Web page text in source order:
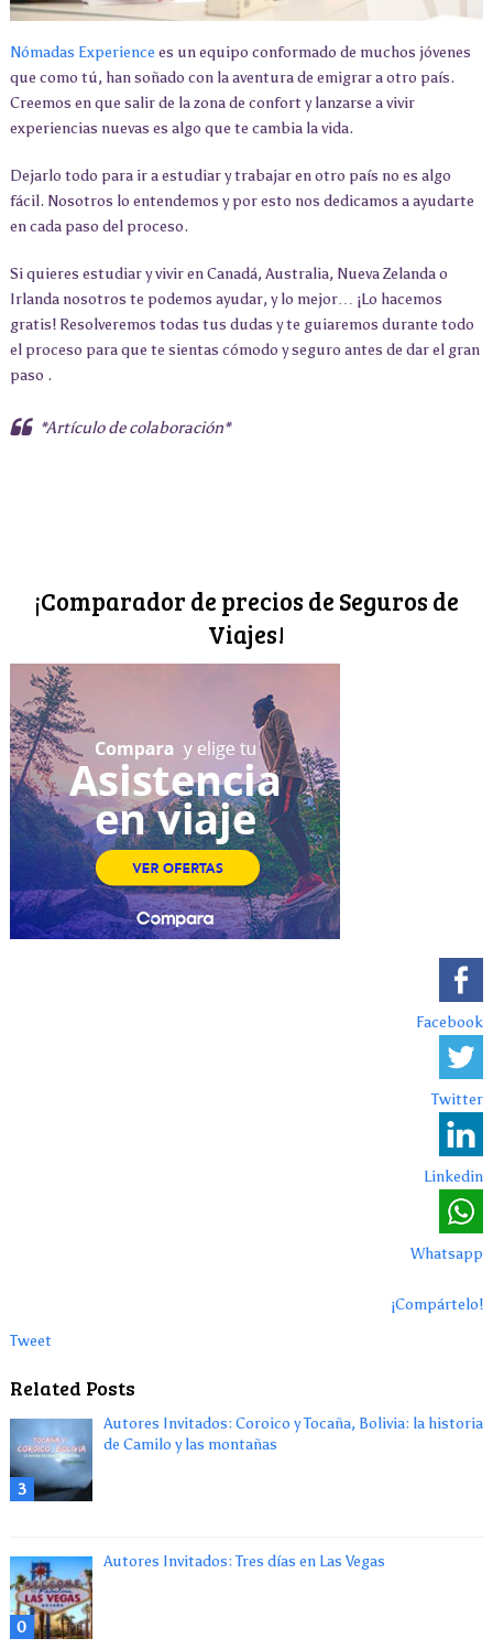
Nómadas Experience es un equipo conformado de muchos jóvenes
que como tú, han soñado con la aventura de emigrar a otro país.
Creemos en que salir de la zona de confort y lanzarse a vivir
experiencias nuevas es algo que te cambia la vida.
Dejarlo todo para ir a estudiar y trabajar en otro país no es algo
fácil. Nosotros lo entendemos y por esto nos dedicamos a ayudarte
en cada paso del proceso.
Si quieres estudiar y vivir en Canadá, Australia, Nueva Zelanda o
Irlanda nosotros te podemos ayudar, y lo mejor… ¡Lo hacemos
gratis! Resolveremos todas tus dudas y te guiaremos durante todo
el proceso para que te sientas cómodo y seguro antes de dar el gran
paso .
*Artículo de colaboración*
¡Comparador de precios de Seguros de
Viajes!
Facebook
Twitter
Linkedin
Whatsapp
¡Compártelo!
Tweet
Related Posts
3
Autores Invitados: Coroico y Tocaña, Bolivia: la historia
de Camilo y las montañas
0
Autores Invitados: Tres días en Las Vegas